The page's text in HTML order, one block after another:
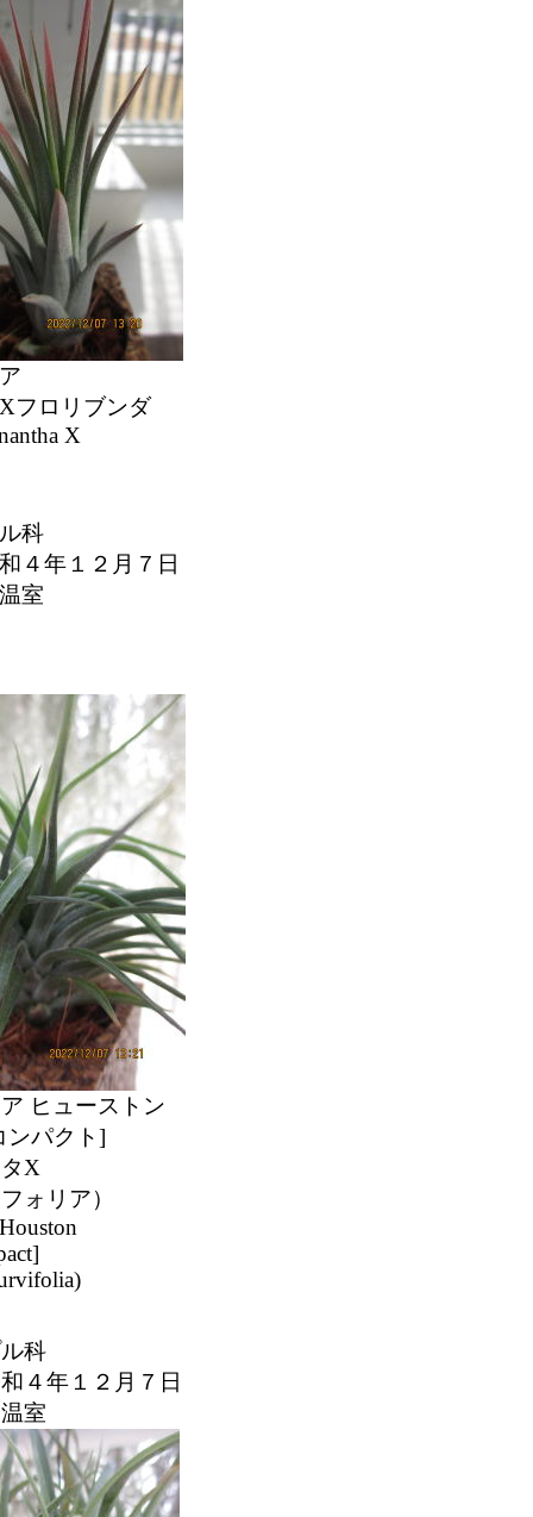
フロリブンダ
X
科
４年１２月７日
温室
ヒューストン
ンパクト]
X
ォリア）
科
４年１２月７日
温室